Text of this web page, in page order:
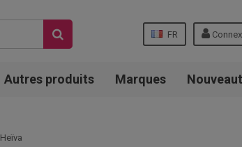
FR
Autres produits Marques
Heïva